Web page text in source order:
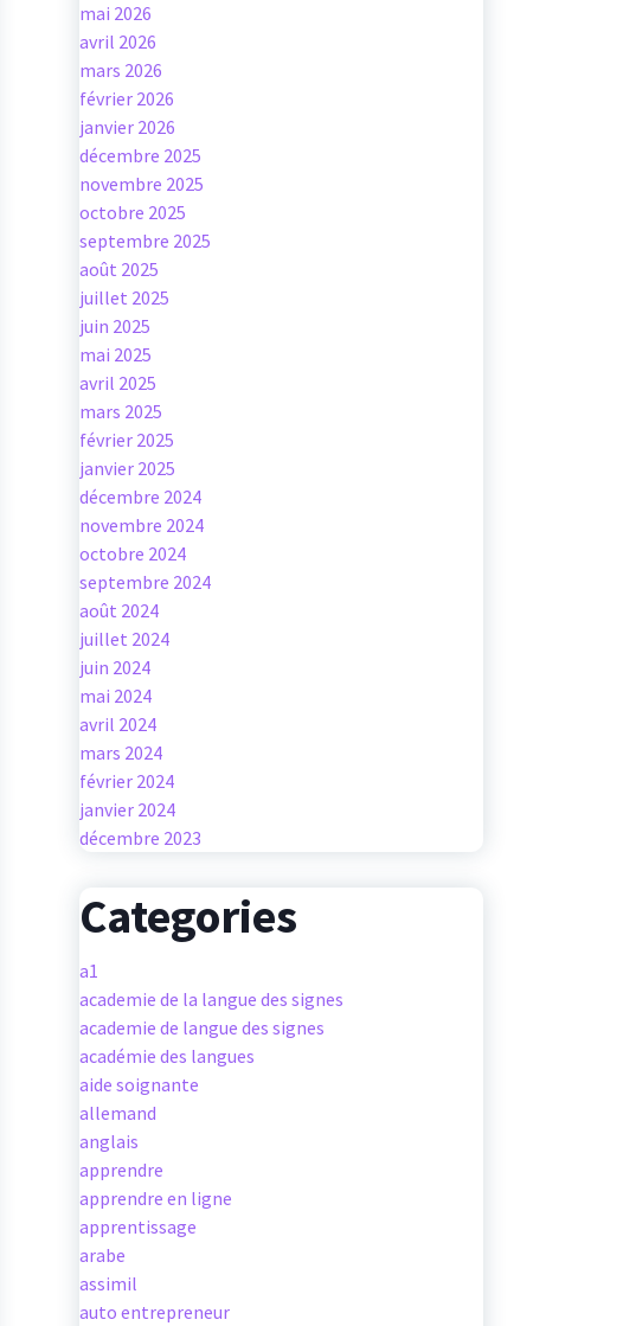
mai 2026
avril 2026
mars 2026
février 2026
janvier 2026
décembre 2025
novembre 2025
octobre 2025
septembre 2025
août 2025
juillet 2025
juin 2025
mai 2025
avril 2025
mars 2025
février 2025
janvier 2025
décembre 2024
novembre 2024
octobre 2024
septembre 2024
août 2024
juillet 2024
juin 2024
mai 2024
avril 2024
mars 2024
février 2024
janvier 2024
décembre 2023
Categories
a1
academie de la langue des signes
academie de langue des signes
académie des langues
aide soignante
allemand
anglais
apprendre
apprendre en ligne
apprentissage
arabe
assimil
auto entrepreneur